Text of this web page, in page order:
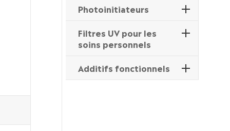
Photoinitiateurs
Filtres UV pour les
soins personnels
Additifs fonctionnels